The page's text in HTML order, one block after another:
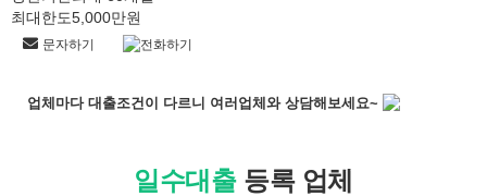
최대한도5,000만원
문자하기 전화하기
업체마다 대출조건이 다르니 여러업체와 상담해보세요~
일수대출등록 업체